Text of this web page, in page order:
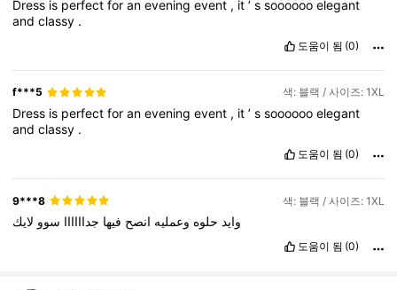
وبحمدهسبحاناللهالعظيمسبحاناللهوبحمدهسبحانالله عددخلقه
نقاطططططططططططط
روعهجميلهحلوه
اللهالعظيمسبحان
سبحاناللهعددخلقهورضانفسهوزنهعرشهومدادكلماتهاحتاج
نقاطططططططططططط
سبحاناللهالعظيم
العظيمسبحاناللهوبحمدهسبحاناللهعددخلقهورضانفسهوزنهعرشه
ومدادكلماتهاس
Dress is perfectforaneveningevent , it’ssooooooelegant
andclassy .
도움이 됨 (0)
f***5 색: 블랙 / 사이즈: 1XL
Dress is perfectforaneveningevent , it’ssooooooelegant
andclassy .
도움이 됨 (0)
9***8 색: 블랙 / 사이즈: 1XL
وايد حلوه وعمليه انصح فيها جداااااا سوو لايك
도움이 됨 (0)